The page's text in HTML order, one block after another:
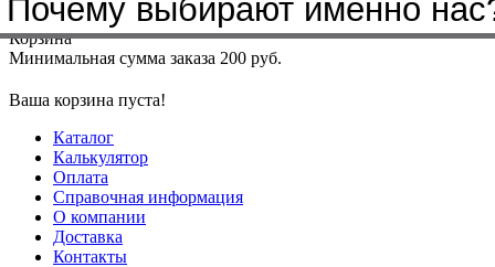
Меню+7(4912)50-37-50sbit@krep62.ru
Корзина
Минимальная сумма заказа 200 руб.
Ваша корзина пуста!
Каталог
Калькулятор
Оплата
Справочная информация
О компании
Доставка
Контакты
Почему выбирают именно